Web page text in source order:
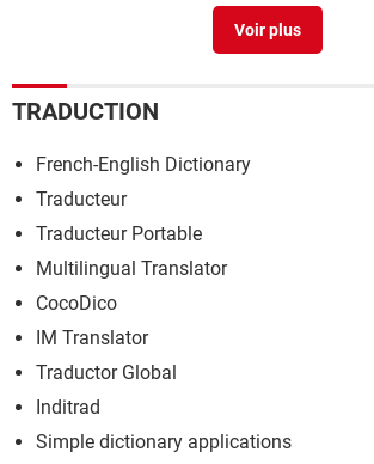
Changer ip routeur nokia>Forum Réseau
TRADUCTION
French-English Dictionary
Traducteur
Traducteur Portable
Multilingual Translator
CocoDico
IM Translator
Traductor Global
Inditrad
Simple dictionary applications